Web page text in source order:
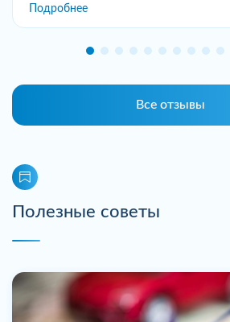
Подробнее
Все отзывы
Полезные советы